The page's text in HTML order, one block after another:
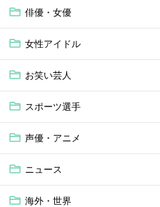
俳優・女優
女性アイドル
お笑い芸人
スポーツ選手
声優・アニメ
ニュース
海外・世界